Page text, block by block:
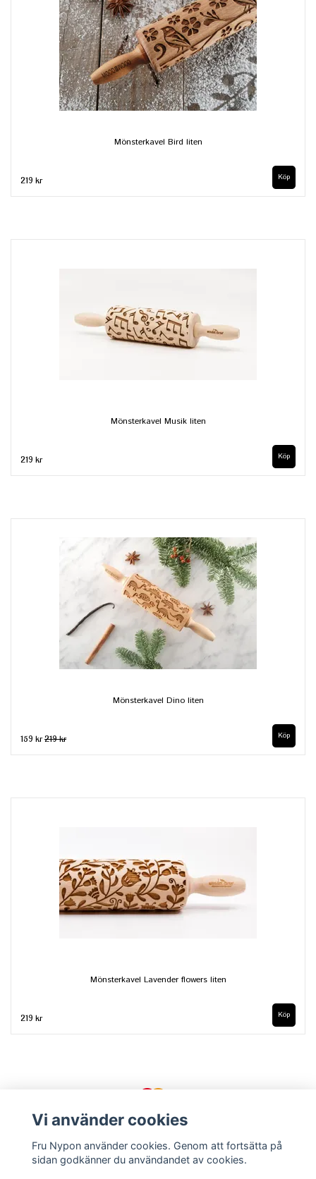
Mönsterkavel Bird liten
219 kr
Mönsterkavel Musik liten
219 kr
Mönsterkavel Dino liten
159 kr219 kr
Mönsterkavel Lavender flowers liten
219 kr
Vi använder cookies
Fru Nypon använder cookies. Genom att fortsätta på
sidan godkänner du användandet av cookies.